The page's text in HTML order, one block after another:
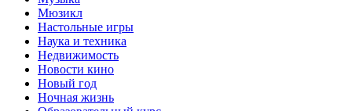
Мюзикл
Настольные игры
Наука и техника
Недвижимость
Новости кино
Новый год
Ночная жизнь